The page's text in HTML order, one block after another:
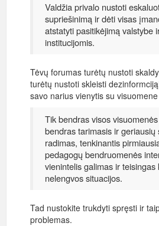
Valdžia privalo nustoti
supriešinimą ir dėti visas
atstatyti pasitikėjimą valstybe
institucijomis.
Tėvų forumas turėtų nustoti
turėtų nustoti skleisti
savo narius vienytis su
Tik bendras visos
bendras tarimasis ir geriausių
radimas, tenkinantis
pedagogų bendruomenės
vienintelis galimas ir teisingas
nelengvos situacijos.
Tad nustokite trukdyti spręsti ir
problemas.